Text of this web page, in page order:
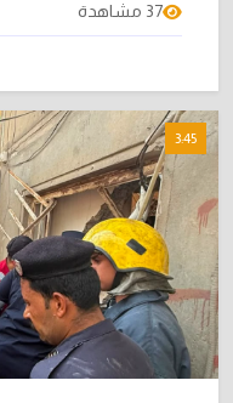
37 مشاهدة
3:45